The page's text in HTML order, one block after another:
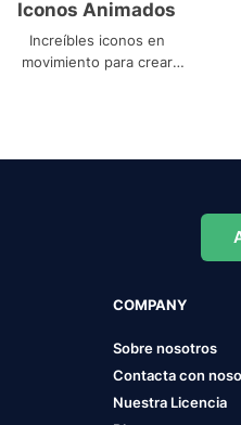
Iconos Animados
Increíbles iconos en
movimiento para crear
COMPANY
Sobre nosotros
Contacta con
Nuestra Licencia